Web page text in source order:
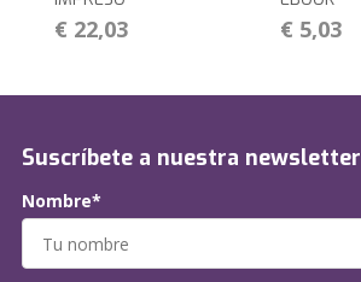
€ 22,03 € 5,03
Suscríbete a nuestra newsletter
Nombre*